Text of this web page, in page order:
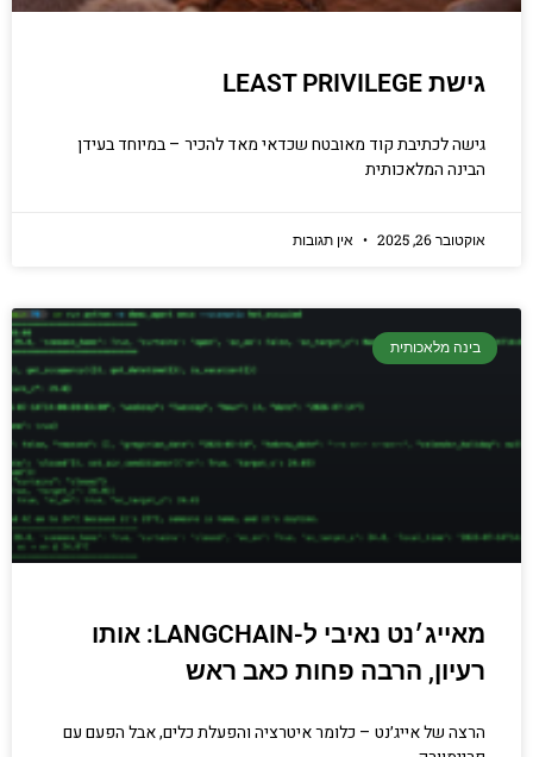
גישת LEAST PRIVILEGE
גישה לכתיבת קוד מאובטח שכדאי מאד להכיר – במיוחד בעידן
הבינה המלאכותית
אוקטובר 26, 2025 אין תגובות
בינה מלאכותית
מאייג׳נט נאיבי ל-LANGCHAIN: אותו
רעיון, הרבה פחות כאב ראש
הרצה של אייג׳נט – כלומר איטרציה והפעלת כלים, אבל הפעם עם